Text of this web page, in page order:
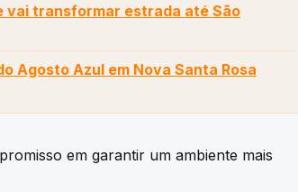
vai transformar estrada até São
Agosto Azul em Nova Santa Rosa
em garantir um ambiente mais